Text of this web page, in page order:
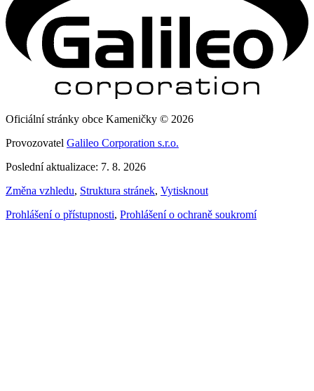
Oficiální stránky obce Kameničky © 2026
Provozovatel Galileo Corporation s.r.o.
Poslední aktualizace: 7. 8. 2026
Změna vzhledu, Struktura stránek, Vytisknout
Prohlášení o přístupnosti, Prohlášení o ochraně soukromí